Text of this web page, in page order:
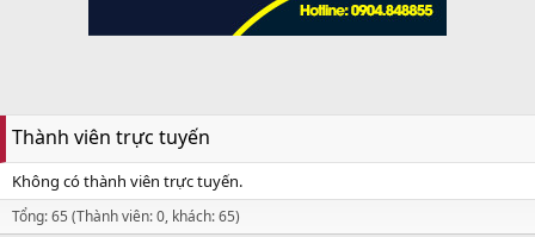
Thành viên trực tuyến
Không có thành viên trực tuyến.
Tổng: 65 (Thành viên: 0, khách: 65)